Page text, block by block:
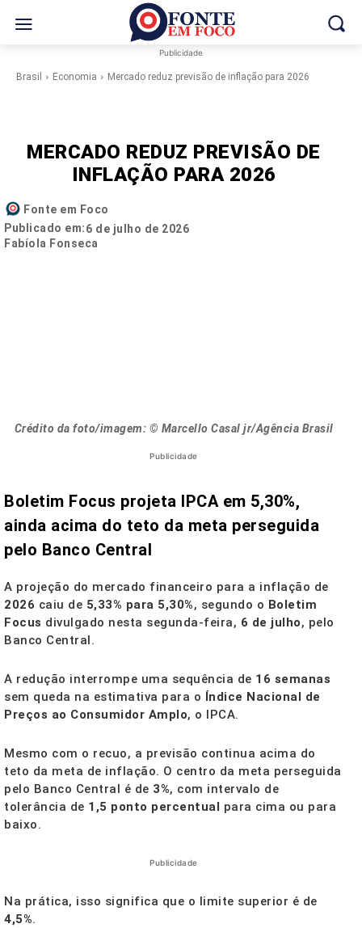
Publicidade
Brasil Economia Mercado reduz previsão de inflação para 2026
MERCADO REDUZ PREVISÃO DE
INFLAÇÃO PARA 2026
Fonte em Foco
Publicado em:6 de julho de 2026
Fabíola Fonseca
Crédito da foto/imagem: © Marcello Casal jr/Agência Brasil
Publicidade
Boletim Focus projeta IPCA em 5,30%,
ainda acima do teto da meta perseguida
pelo Banco Central
A projeção do mercado financeiro para a inflação de
2026 caiu de 5,33% para 5,30%, segundo o Boletim
Focus divulgado nesta segunda-feira, 6 de julho, pelo
Banco Central.
A redução interrompe uma sequência de 16 semanas
sem queda na estimativa para o Índice Nacional de
Preços ao Consumidor Amplo, o IPCA.
Mesmo com o recuo, a previsão continua acima do
teto da meta de inflação. O centro da meta perseguida
pelo Banco Central é de 3%, com intervalo de
tolerância de 1,5 ponto percentual para cima ou para
baixo.
Publicidade
Na prática, isso significa que o limite superior é de
4,5%.